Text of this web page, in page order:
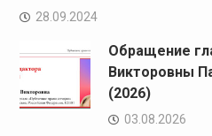
28.09.2024
Обращение
Викторовны
(2026)
03.08.2026